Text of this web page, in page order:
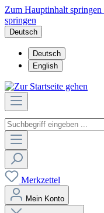
Zum Hauptinhalt springen
springen
Deutsch
Deutsch
English
Merkzettel
Mein Konto